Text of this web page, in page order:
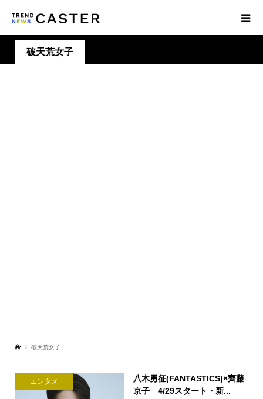
破天荒女子
破天荒女子
エンタメ
八木勇征(FANTASTICS)×齊藤
京子 4/29スタート・新...